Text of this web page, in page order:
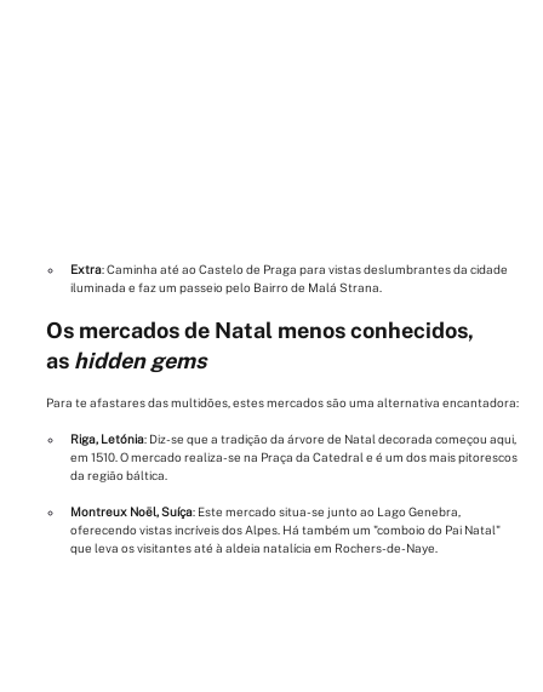
Extra: Caminha até ao Castelo de Praga para vistas deslumbrantes da cidade
iluminada e faz um passeio pelo Bairro de Malá Strana.
Os mercados de Natal menos conhecidos,
as hidden gems
Para te afastares das multidões, estes mercados são uma alternativa encantadora:
Riga, Letónia: Diz-se que a tradição da árvore de Natal decorada começou aqui,
em 1510. O mercado realiza-se na Praça da Catedral e é um dos mais pitorescos
da região báltica.
Montreux Noël, Suíça: Este mercado situa-se junto ao Lago Genebra,
oferecendo vistas incríveis dos Alpes. Há também um "comboio do Pai Natal"
que leva os visitantes até à aldeia natalícia em Rochers-de-Naye.